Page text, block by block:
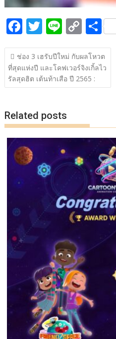
F
ac
e
b
o
k
T
w
itt
er
Li
n
e
C
o
p
y
Li
k
S
h
ar
e
แนะแนว
เรื่อง
ช่อง 3 เฮรับปีใหม่ กับผลโหวต
ที่สุดแห่งปี และโคฟเวอร์จิงเกิ้ลไว
รัลสุดฮิต เต้นท้าเสือ ปี 2565 :
Related posts